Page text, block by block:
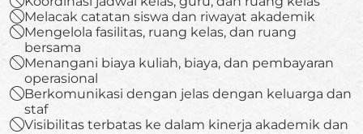
Melacak catatan siswa dan riwayat akademik
Mengelola fasilitas, ruang kelas, dan ruang
bersama
Menangani biaya kuliah, biaya, dan pembayaran
operasional
Berkomunikasi dengan jelas dengan keluarga dan
staf
Visibilitas terbatas ke dalam kinerja akademik dan